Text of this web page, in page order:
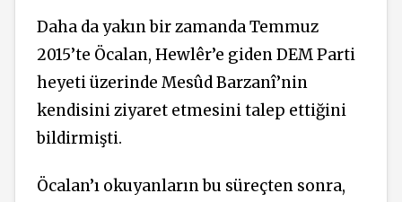
Daha da yakın bir zamanda Temmuz
2015’te Öcalan, Hewlêr’e giden DEM Parti
heyeti üzerinde Mesûd Barzanî’nin
kendisini ziyaret etmesini talep ettiğini
bildirmişti.
Öcalan’ı okuyanların bu süreçten sonra,